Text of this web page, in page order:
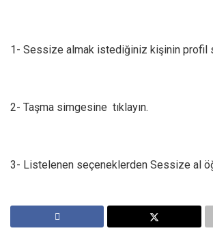
1- Sessize almak istediğiniz kişinin profil
2- Taşma simgesine tıklayın.
3- Listelenen seçeneklerden Sessize al